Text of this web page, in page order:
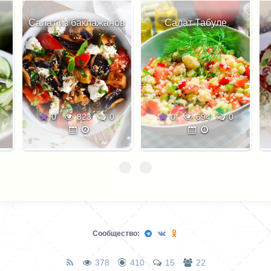
Салат Табуле
0 694 0
Салат шапка
Мономаха
0 359 0
Сообщество:
378 410 15 22